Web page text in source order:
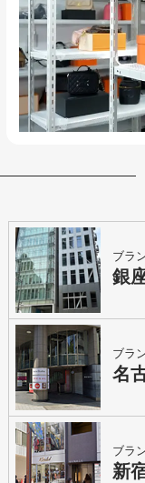
ブラ
銀
ブラ
名
ブラ
新